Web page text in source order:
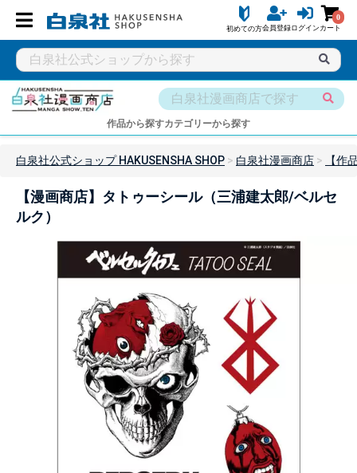
初めての方会員登録ログイン
0
カート
作品から探すカテゴリーから探す
白泉社公式ショップ HAKUSENSHA SHOP 白泉社漫画商店 【作
【漫画商店】タトゥーシール（三浦建太郎/ベルセ
ルク）